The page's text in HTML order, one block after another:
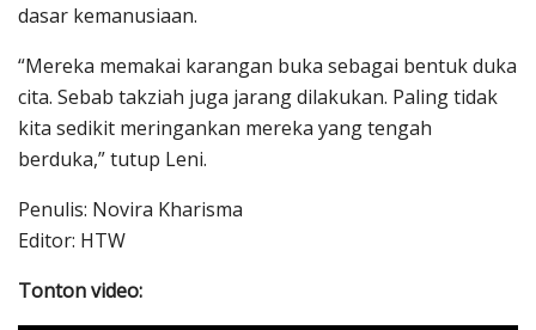
dasar kemanusiaan.
“Mereka memakai karangan buka sebagai bentuk duka
cita. Sebab takziah juga jarang dilakukan. Paling tidak
kita sedikit meringankan mereka yang tengah
berduka,” tutup Leni.
Penulis: Novira Kharisma
Editor: HTW
Tonton video: